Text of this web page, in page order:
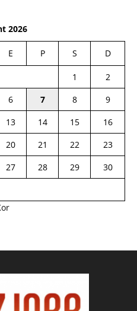
2026
E P S D
1
2
6 7 8
9
13 14 15
16
20 21 22
23
27 28 29
30